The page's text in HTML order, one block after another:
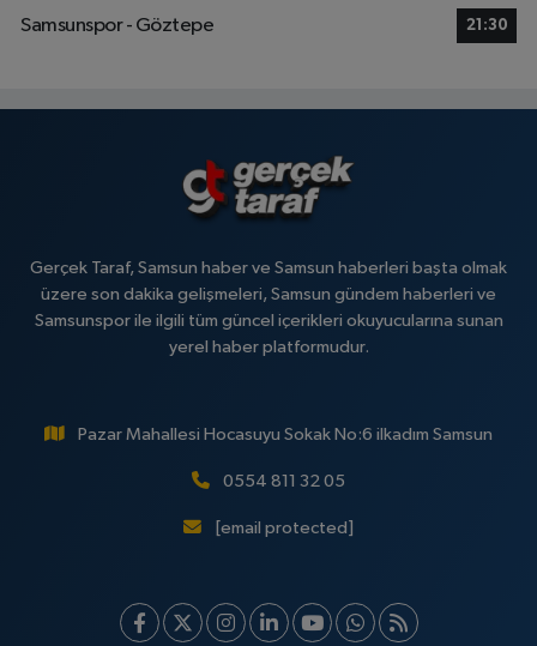
Samsunspor - Göztepe
21:30
Gerçek Taraf, Samsun haber ve Samsun haberleri başta olmak
üzere son dakika gelişmeleri, Samsun gündem haberleri ve
Samsunspor ile ilgili tüm güncel içerikleri okuyucularına sunan
yerel haber platformudur.
Pazar Mahallesi Hocasuyu Sokak No:6 ilkadım Samsun
0554 811 32 05
[email protected]